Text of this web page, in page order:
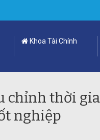
Khoa Tài Chính
chỉnh thời
nghiệp